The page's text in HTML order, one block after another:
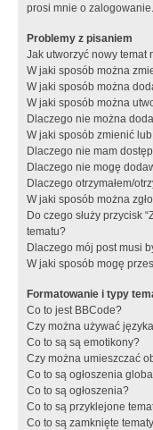
prosi mnie o
Problemy z pisaniem
Jak utworzyć nowy temat
W jaki sposób można
W jaki sposób można
W jaki sposób można
Dlaczego nie można
W jaki sposób zmienić
Dlaczego nie mam
Dlaczego nie mogę
Dlaczego otrzymałem/
W jaki sposób można
Do czego służy przycisk
tematu?
Dlaczego mój post musi
W jaki sposób mogę
Formatowanie i typy
Co to jest BBCode?
Czy można używać
Co to są są emotikony?
Czy można umieszczać
Co to są ogłoszenia
Co to są ogłoszenia?
Co to są przyklejone
Co to są zamknięte